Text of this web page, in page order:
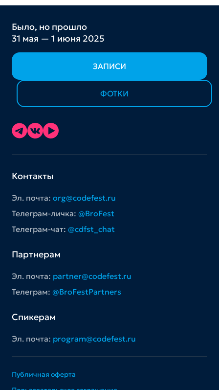
Было, но прошло
31 мая — 1 июня 2025
ЗАПИСИ
ФОТКИ
Контакты
Эл. почта: org@codefest.ru
Телеграм-личка: @BroFest
Телеграм-чат: @cdfst_chat
Партнерам
Эл. почта: partner@codefest.ru
Телеграм: @BroFestPartners
Спикерам
Эл. почта: program@codefest.ru
Публичная оферта